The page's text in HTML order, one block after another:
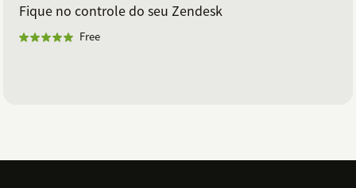
Fique no controle do seu Zendesk
Free